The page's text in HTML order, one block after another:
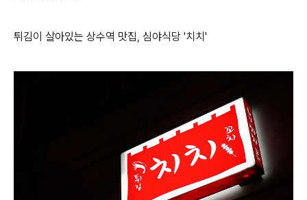
튀김이 살아있는 상수역 맛집, 심야식당 '치치'